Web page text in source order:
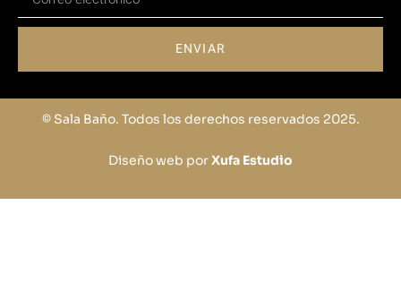
ENVIAR
© Sala Baño. Todos los derechos reservados 2025.
Diseño web porXufa Estudio